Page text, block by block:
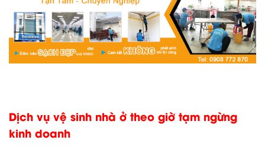
Dịch vụ vệ sinh nhà ở theo giờ tạm ngừng
kinh doanh